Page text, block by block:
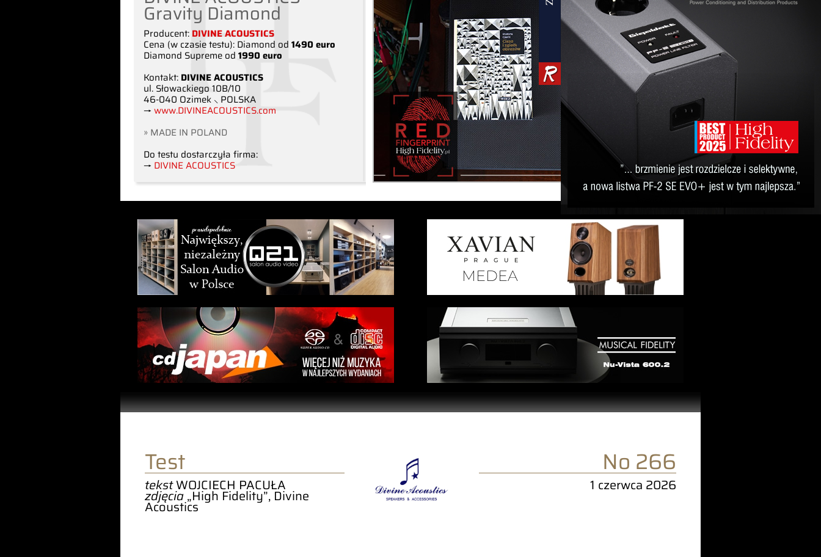
Gravity Diamond
Producent: DIVINE ACOUSTICS
Cena (w czasie testu): Diamond od 1490 euro
Diamond Supreme od 1990 euro
Kontakt: DIVINE ACOUSTICS
ul. Słowackiego 10B/10
46-040 Ozimek ⸜ POLSKA
→ www.DIVINEACOUSTICS.com
» MADE IN POLAND
Do testu dostarczyła firma:
→ DIVINE ACOUSTICS
Test
tekstWOJCIECH PACUŁA
zdjęcia„High Fidelity”, Divine
Acoustics
No 266
1 czerwca 2026